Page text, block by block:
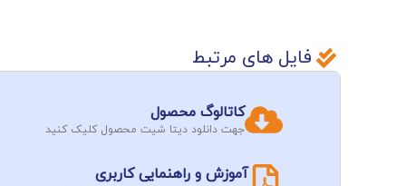
فایل های مرتبط
کاتالوگ محصول
جهت دانلود دیتا شیت محصول کلیک کنید
آموزش و راهنمایی کاربری